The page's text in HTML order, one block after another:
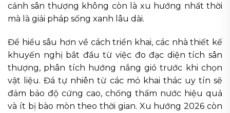
cảnh sân thượng không còn là xu hướng nhất thời
mà là giải pháp sống xanh lâu dài.
Để hiểu sâu hơn về cách triển khai, các nhà thiết kế
khuyến nghị bắt đầu từ việc đo đạc diện tích sân
thượng, phân tích hướng nắng gió trước khi chọn
vật liệu. Đá tự nhiên từ các mỏ khai thác uy tín sẽ
đảm bảo độ cứng cao, chống thấm nước hiệu quả
và ít bị bào mòn theo thời gian. Xu hướng 2026 còn